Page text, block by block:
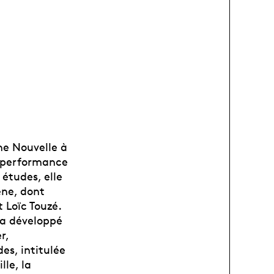
Nouvelle à
elle
dont
Touzé.
développé
intitulée
la